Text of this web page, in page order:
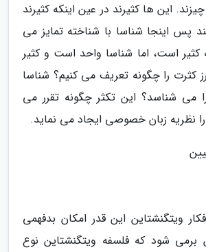
این ها کثیرند در عین اینکه کثیرند
پس اینجا شناسا با شناخته تمایز می
کثیر است، اما شناسا واحد است و کثیر
کثرت را چگونه تعریف می کنیم؟ شناسا
می شناسد؟ این تکثر چگونه تقرر می
را نظریه زبان خصوصی ایجاد می نماید.
ویتگنشتاین این قدر امکان بدفهمی
برمی شود که فلسفه ویتگنشتاین نوع